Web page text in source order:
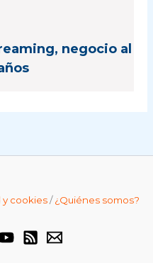
negocio al
y cookies/¿Quiénes somos?